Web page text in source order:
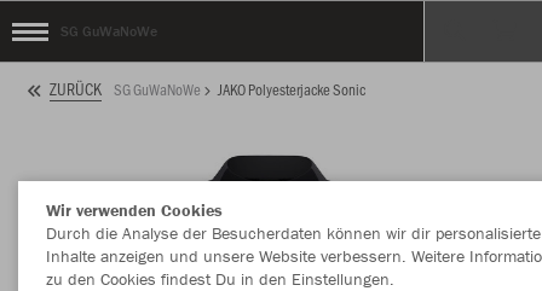
SG GuWaNoWe
ZURÜCK SG GuWaNoWe JAKO Polyesterjacke Sonic
Wir verwenden Cookies
Durch die Analyse der Besucherdaten können wir dir personalisierte
Inhalte anzeigen und unsere Website verbessern. Weitere
zu den Cookies findest Du in den Einstellungen.